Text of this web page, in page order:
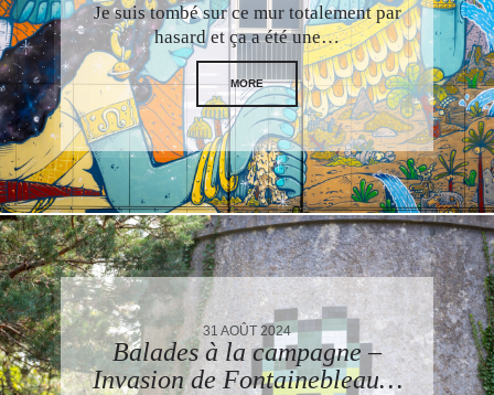
Je suis tombé sur ce mur totalement par
hasard et ça a été une…
MORE
31 AOÛT 2024
Balades à la campagne –
Invasion de Fontainebleau…